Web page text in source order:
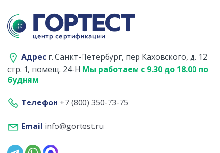
Адрес г. Санкт-Петербург, пер Каховского, д. 12
стр. 1, помещ. 24-Н Мы работаем с 9.30 до 18.00 по
будням
Телефон +7 (800) 350-73-75
Email info@gortest.ru